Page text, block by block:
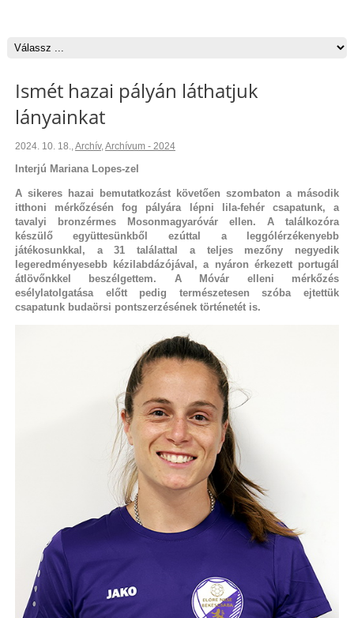
Ismét hazai pályán láthatjuk
lányainkat
2024. 10. 18.,Archív,Archívum - 2024
Interjú Mariana Lopes-zel
A sikeres hazai bemutatkozást követően szombaton a második
itthoni mérkőzésén fog pályára lépni lila-fehér csapatunk, a
tavalyi bronzérmes Mosonmagyaróvár ellen. A találkozóra
készülő együttesünkből ezúttal a leggólérzékenyebb
játékosunkkal, a 31 találattal a teljes mezőny negyedik
legeredményesebb kézilabdázójával, a nyáron érkezett portugál
átlövőnkkel beszélgettem. A Móvár elleni mérkőzés
esélylatolgatása előtt pedig természetesen szóba ejtettük
csapatunk budaörsi pontszerzésének történetét is.